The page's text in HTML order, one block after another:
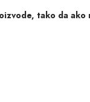
tako da